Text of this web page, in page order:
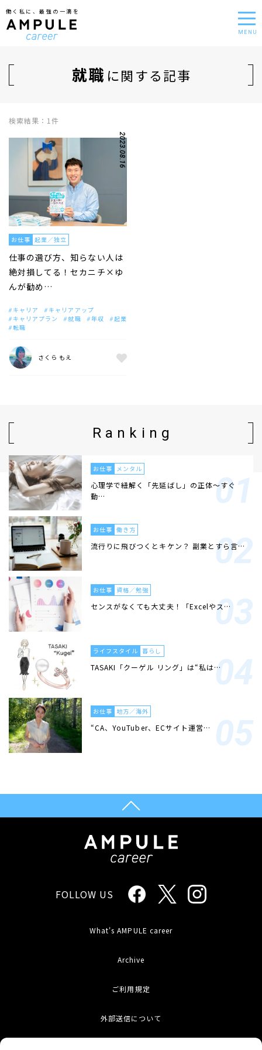
働く私に、最強の一滴を
MENU
就職 に関する記事
検索結果：1件
2023.08.16
お仕事 起業／独立
仕事の選び方、知らない人は
絶対損してる！セカニチ×ゆ
んが勧め…
キャリア
キャリアアップ
キャリアプラン
就職 年収
起業
転職
さくら もえ
Ranking
お仕事 メンタル
心理学で紐解く「先延ばし」の正体〜すぐ
動…
お仕事 働き方
流行りに飛びつくとキケン？ 副業とすら言…
お仕事 資格／勉強
センスがなくても大丈夫！「Excelやス…
ライフスタイル 暮らし
TASAKI「クーゲル リング」は“私は…
お仕事 地方／海外
“CA、YouTuber、ECサイト運営…
FOLLOW US
What's AMPULE career
Archive
ご利用規定
外部送信について